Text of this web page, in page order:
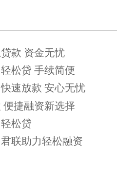
款 资金无忧
松贷 手续简便
速放款 安心无忧
捷融资新选择
松贷
联助力轻松融资